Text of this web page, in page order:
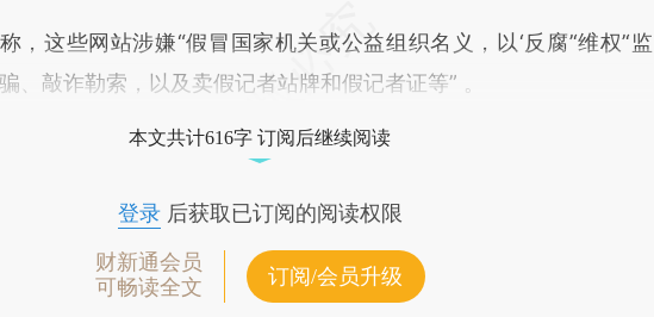
这些网站涉嫌“假冒国家机关或公益组织名义，以‘反腐’‘维权’‘监
、敲诈勒索，以及卖假记者站牌和假记者证等” 。
本文共计616字 订阅后继续阅读
登录后获取已订阅的阅读权限
财新通会员
可畅读全文
订阅/会员升级